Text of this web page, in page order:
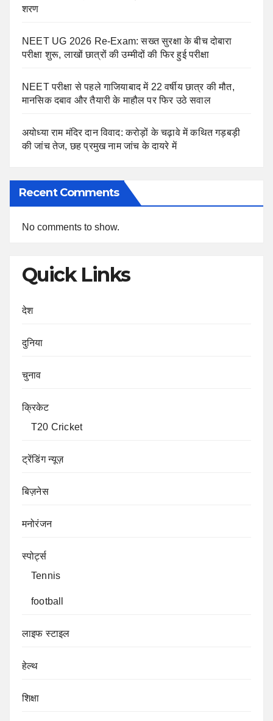
शरण
NEET UG 2026 Re-Exam: सख्त सुरक्षा के बीच दोबारा
परीक्षा शुरू, लाखों छात्रों की उम्मीदों की फिर हुई परीक्षा
NEET परीक्षा से पहले गाजियाबाद में 22 वर्षीय छात्र की मौत,
मानसिक दबाव और तैयारी के माहौल पर फिर उठे सवाल
अयोध्या राम मंदिर दान विवाद: करोड़ों के चढ़ावे में कथित गड़बड़ी
की जांच तेज, छह प्रमुख नाम जांच के दायरे में
Recent Comments
No comments to show.
Quick Links
देश
दुनिया
चुनाव
क्रिकेट
T20 Cricket
ट्रेंडिंग न्यूज़
बिज़नेस
मनोरंजन
स्पोर्ट्स
Tennis
football
लाइफ स्टाइल
हेल्थ
शिक्षा